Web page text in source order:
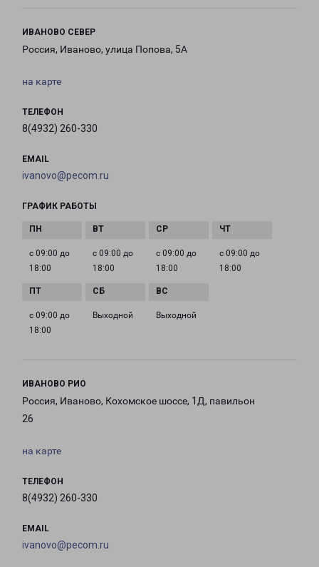
ИВАНОВО СЕВЕР
Россия, Иваново, улица Попова, 5А
на карте
ТЕЛЕФОН
8(4932) 260-330
EMAIL
ivanovo@pecom.ru
ГРАФИК РАБОТЫ
с 09:00 до
18:00
с 09:00 до
18:00
с 09:00 до
18:00
с 09:00 до
18:00
с 09:00 до
18:00
Выходной Выходной
ИВАНОВО РИО
Россия, Иваново, Кохомское шоссе, 1Д, павильон
26
на карте
ТЕЛЕФОН
8(4932) 260-330
EMAIL
ivanovo@pecom.ru